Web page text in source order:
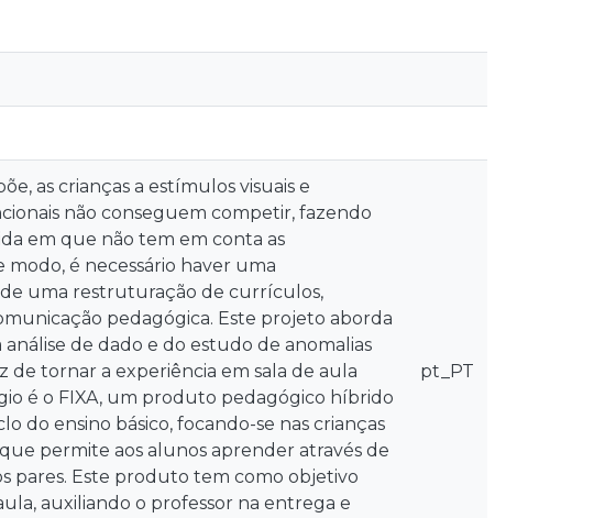
as crianças a estímulos visuais e
não conseguem competir, fazendo
em que não tem em conta as
modo, é necessário haver uma
uma restruturação de currículos,
pedagógica. Este projeto aborda
de dado e do estudo de anomalias
de tornar a experiência em sala de aula
é o FIXA, um produto pedagógico híbrido
do ensino básico, focando-se nas crianças
que permite aos alunos aprender através de
pares. Este produto tem como objetivo
auxiliando o professor na entrega e
pt_PT